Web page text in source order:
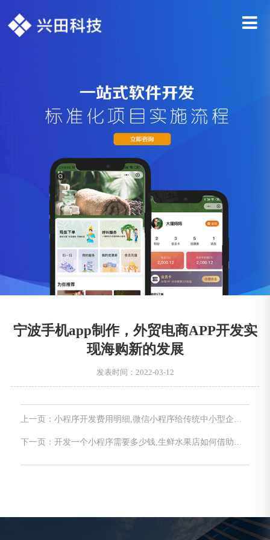
宁波手机app制作，外贸电商APP开发实
现海购新的发展
发表时间：2022-03-12
上一页：小程序开发费用明细,微信小程序给传统中小型企业
下一页：开发一个小程序需要多少钱,生鲜水果店如何借助微